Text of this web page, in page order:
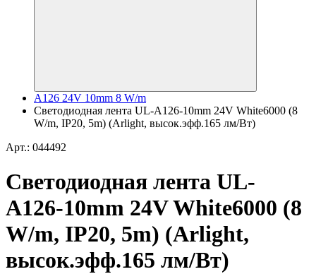
A126 24V 10mm 8 W/m
Светодиодная лента UL-A126-10mm 24V White6000 (8
W/m, IP20, 5m) (Arlight, высок.эфф.165 лм/Вт)
Арт.: 044492
Светодиодная лента UL-
A126-10mm 24V White6000 (8
W/m, IP20, 5m) (Arlight,
высок.эфф.165 лм/Вт)